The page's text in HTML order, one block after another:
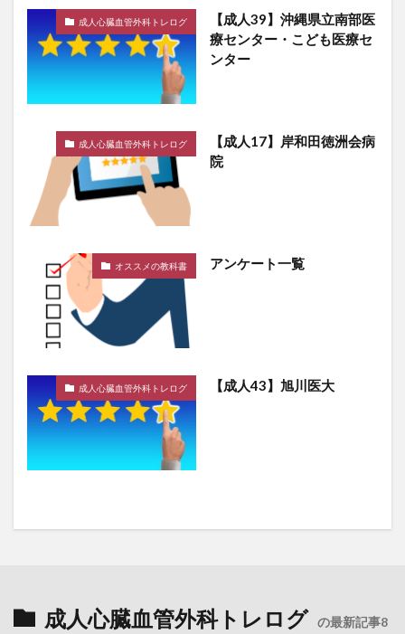
成人心臓血管外科トレログ
【成人39】沖縄県立南部医
療センター・こども医療セ
ンター
成人心臓血管外科トレログ
【成人17】岸和田徳洲会病
院
オススメの教科書 アンケート一覧
成人心臓血管外科トレログ 【成人43】旭川医大
成人心臓血管外科トレログ の最新記事8